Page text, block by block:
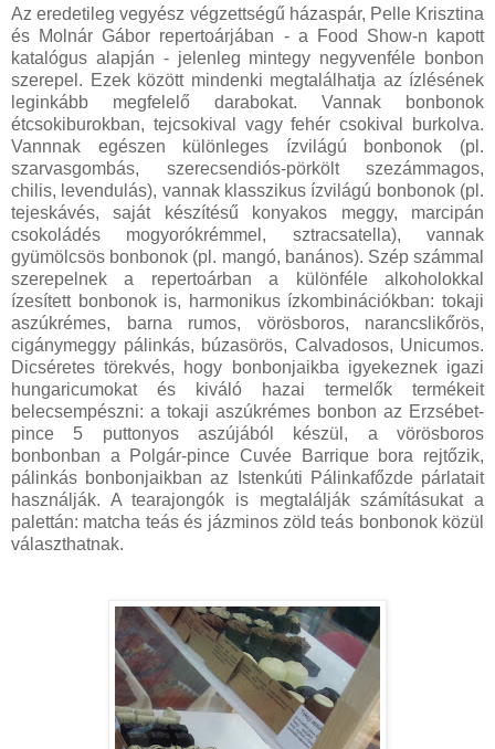
Az eredetileg vegyész végzettségű házaspár, Pelle Krisztina
és Molnár Gábor repertoárjában - a Food Show-n kapott
katalógus alapján - jelenleg mintegy negyvenféle bonbon
szerepel. Ezek között mindenki megtalálhatja az ízlésének
leginkább megfelelő darabokat. Vannak bonbonok
étcsokiburokban, tejcsokival vagy fehér csokival burkolva.
Vannnak egészen különleges ízvilágú bonbonok (pl.
szarvasgombás, szerecsendiós-pörkölt szezámmagos,
chilis, levendulás), vannak klasszikus ízvilágú bonbonok (pl.
tejeskávés, saját készítésű konyakos meggy, marcipán
csokoládés mogyorókrémmel, sztracsatella), vannak
gyümölcsös bonbonok (pl. mangó, banános). Szép számmal
szerepelnek a repertoárban a különféle alkoholokkal
ízesített bonbonok is, harmonikus ízkombinációkban: tokaji
aszúkrémes, barna rumos, vörösboros, narancslikőrös,
cigánymeggy pálinkás, búzasörös, Calvadosos, Unicumos.
Dicséretes törekvés, hogy bonbonjaikba igyekeznek igazi
hungaricumokat és kiváló hazai termelők termékeit
belecsempészni: a tokaji aszúkrémes bonbon az Erzsébet-
pince 5 puttonyos aszújából készül, a vörösboros
bonbonban a Polgár-pince Cuvée Barrique bora rejtőzik,
pálinkás bonbonjaikban az Istenkúti Pálinkafőzde párlatait
használják. A tearajongók is megtalálják számításukat a
palettán: matcha teás és jázminos zöld teás bonbonok közül
választhatnak.